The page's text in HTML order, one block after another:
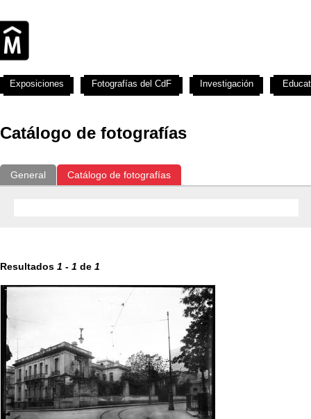
Catálogo de fotografías
General Catálogo de fotografías
Resultados 1 - 1 de 1
Exposiciones Fotografías del CdF Investigación